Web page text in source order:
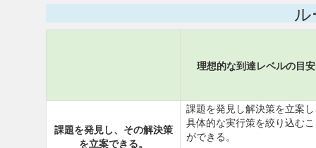
理想的な到達レベルの目安
課題を発見し、その解決策
を立案できる。
課題を発見し解決策を立案
具体的な実行策を絞り込む
ができる。